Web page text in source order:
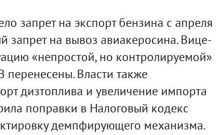
запрет на экспорт бензина с апреля
на вывоз авиакеросина. Вице-
«непростой, но контролируемой»
Власти также
дизтоплива и увеличение импорта
поправки в Налоговый кодекс
демпфирующего механизма.